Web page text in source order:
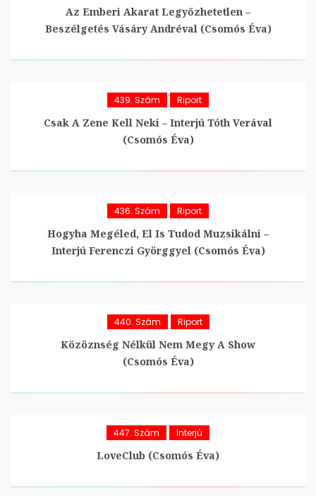
Az Emberi Akarat Legyőzhetetlen –
Beszélgetés Vásáry Andréval (Csomós Éva)
439. Szám Riport
Csak A Zene Kell Neki – Interjú Tóth Verával
(Csomós Éva)
436. Szám Riport
Hogyha Megéled, El Is Tudod Muzsikálni –
Interjú Ferenczi Györggyel (Csomós Éva)
440. Szám Riport
Közöznség Nélkül Nem Megy A Show
(Csomós Éva)
447. Szám Interjú
LoveClub (Csomós Éva)